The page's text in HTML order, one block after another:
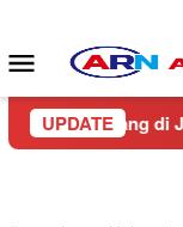
konten
Menu
Mobile
UPDATE
lalang di Jalan